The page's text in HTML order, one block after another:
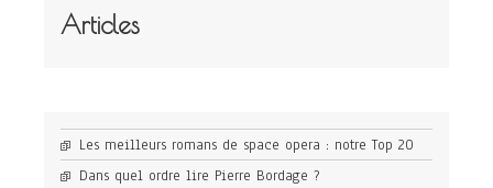
Articles
Les meilleurs romans de space opera : notre Top 20
Dans quel ordre lire Pierre Bordage ?